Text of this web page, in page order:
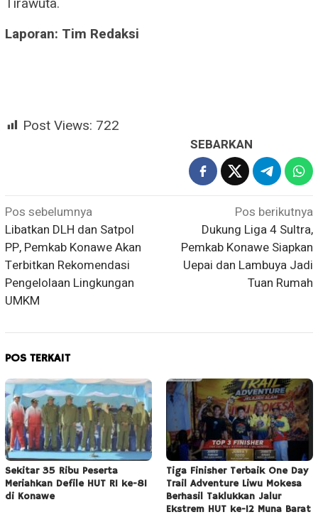
Laporan: Tim Redaksi
Post Views: 722
SEBARKAN
Navigasi
pos
Pos sebelumnya
Libatkan DLH dan Satpol
PP, Pemkab Konawe Akan
Terbitkan Rekomendasi
Pengelolaan Lingkungan
UMKM
Pos berikutnya
Dukung Liga 4 Sultra,
Pemkab Konawe Siapkan
Uepai dan Lambuya Jadi
Tuan Rumah
POS TERKAIT
Sekitar 35 Ribu Peserta
Meriahkan Defile HUT RI ke-81
di Konawe
Tiga Finisher Terbaik One Day
Trail Adventure Liwu Mokesa
Berhasil Taklukkan Jalur
Ekstrem HUT ke-12 Muna Barat